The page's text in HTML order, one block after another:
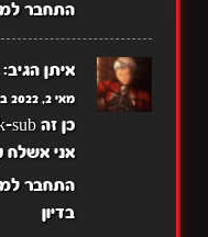
התחבר
איתן הגיב:
מאי 2, 2022 בשעה 7:14 am
אני אשלח
התחבר
בדיון